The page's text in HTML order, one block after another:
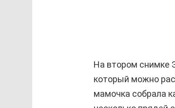
На втором снимке
который можно
мамочка собрала